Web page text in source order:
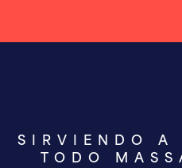
SIRVIENDO A
TODO